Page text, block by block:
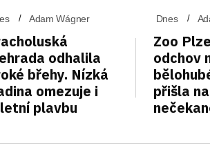
Adam Wágner
odhalila
břehy. Nízká
omezuje i
plavbu
Dnes
Zoo
odchov
přišla